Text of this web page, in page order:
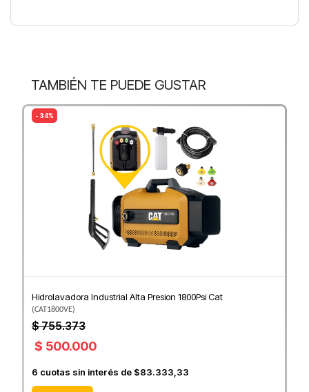
TAMBIÉN TE PUEDE GUSTAR
- 34%
Hidrolavadora Industrial Alta Presion 1800Psi Cat
(CAT1800VE)
$ 755.373
$ 500.000
6 cuotas sin interés de $83.333,33